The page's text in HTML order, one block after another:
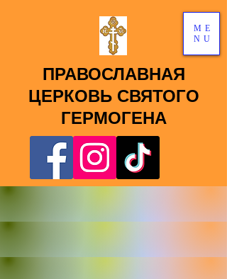
ПРАВОСЛАВНАЯ
ЦЕРКОВЬ СВЯТОГО
ГЕРМОГЕНА
ME
NU